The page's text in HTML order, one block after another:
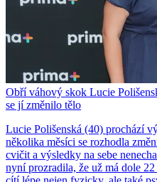
Obří váhový skok Lucie
se jí změnilo tělo
Lucie Polišenská (40) prochází
několika měsíci se rozhodla
cvičit a výsledky na sebe
nyní prozradila, že už má dole